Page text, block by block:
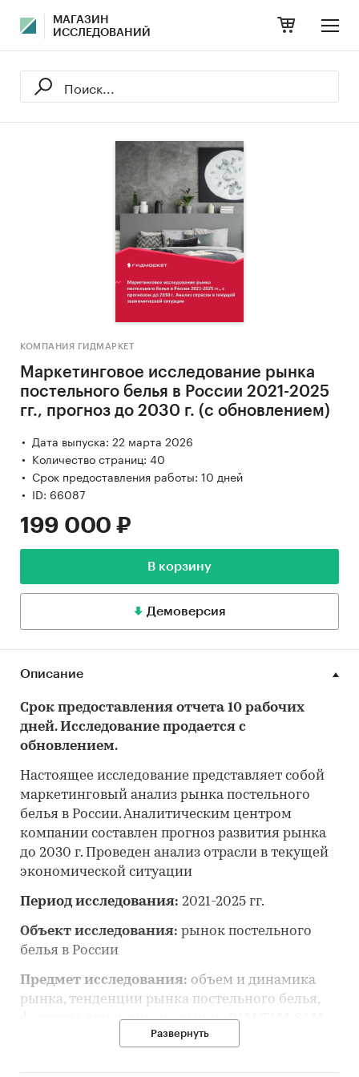
МАГАЗИН
ИССЛЕДОВАНИЙ
КОМПАНИЯ ГИДМАРКЕТ
Маркетинговое исследование рынка
постельного белья в России 2021-2025
гг., прогноз до 2030 г. (с обновлением)
Дата выпуска: 22 марта 2026
Количество страниц: 40
Срок предоставления работы: 10 дней
ID: 66087
199 000 ₽
В корзину
Демоверсия
Описание
Срок предоставления отчета 10 рабочих
дней. Исследование продается с
обновлением.
Настоящее исследование представляет собой
маркетинговый анализ рынка постельного
белья в России. Аналитическим центром
компании составлен прогноз развития рынка
до 2030 г. Проведен анализ отрасли в текущей
экономической ситуации
Период исследования: 2021-2025 гг.
Объект исследования: рынок постельного
белья в России
Предмет исследования: объем и динамика
рынка, тенденции рынка постельного белья,
факторы, влияющие на рынок, PAM-TAM-SAM
рынка, основные конкуренты, потребители,
Развернуть